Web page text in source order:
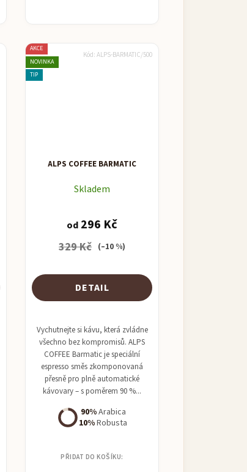
AKCE
NOVINKA
TIP
ALPS COFFEE BARMATIC
Skladem
od 296 Kč
329 Kč (–10 %)
DETAIL
Vychutnejte si kávu, která zvládne
všechno bez kompromisů. ALPS
COFFEE Barmatic je speciální
espresso směs zkomponovaná
přesně pro plně automatické
kávovary – s poměrem 90 %...
90%Arabica
10%Robusta
PŘIDAT DO KOŠÍKU:
Kód: ALPS-BARMATIC/500